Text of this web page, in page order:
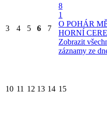
3 4 5 6 7
8
1
O POHÁR
HORNÍ
Zobrazit
záznamy ze
10 11 12 13 14 15